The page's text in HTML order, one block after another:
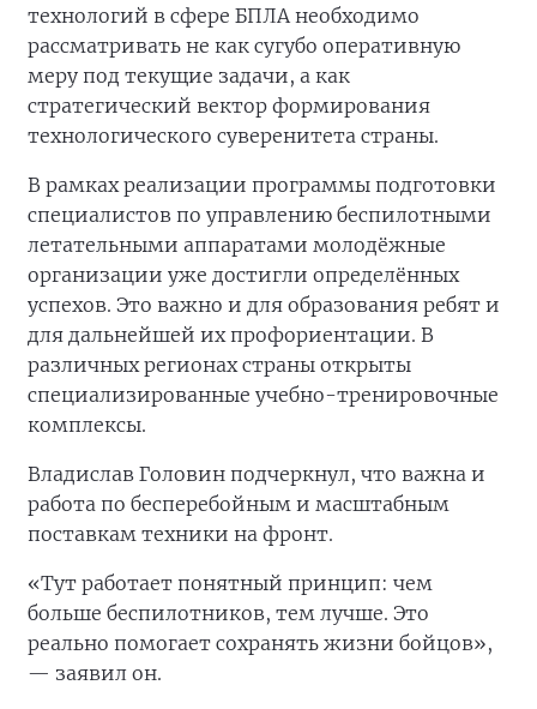
технологий в сфере БПЛА необходимо
рассматривать не как сугубо оперативную
меру под текущие задачи, а как
стратегический вектор формирования
технологического суверенитета страны.
В рамках реализации программы подготовки
специалистов по управлению беспилотными
летательными аппаратами молодёжные
организации уже достигли определённых
успехов. Это важно и для образования ребят и
для дальнейшей их профориентации. В
различных регионах страны открыты
специализированные учебно-тренировочные
комплексы.
Владислав Головин подчеркнул, что важна и
работа по бесперебойным и масштабным
поставкам техники на фронт.
«Тут работает понятный принцип: чем
больше беспилотников, тем лучше. Это
реально помогает сохранять жизни бойцов»,
— заявил он.